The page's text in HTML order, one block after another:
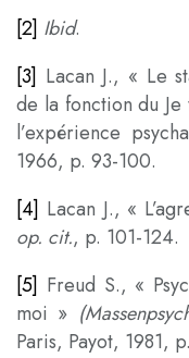
[2] Ibid.
[3] Lacan J., « Le
de la fonction du Je
l’expérience
1966, p. 93-100.
[4] Lacan J., «
op. cit., p. 101-124.
[5] Freud S., «
moi »
Paris, Payot, 1981,